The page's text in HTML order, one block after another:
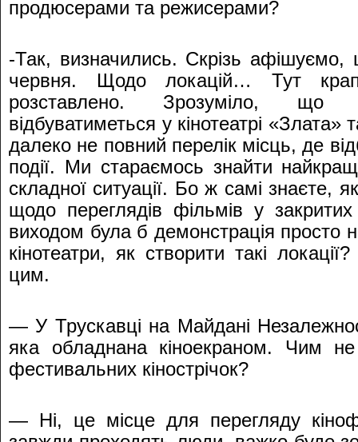
продюсерами та режисерами?
-Так, визначились. Скрізь
червня. Щодо локацій… Тут
розставлено. Зрозуміло, що
відбуватиметься у кінотеатрі
далеко не повний перелік місць, де
події. Ми стараємось знайти
складної ситуації. Бо ж самі знаєте,
щодо переглядів фільмів у
виходом була б демонстрація просто
кінотеатри, як створити такі
цим.
— У Трускавці на Майдані
яка обладнана кіноекраном. Чим
фестивальних кінострічок?
— Ні, це місце для перегляду